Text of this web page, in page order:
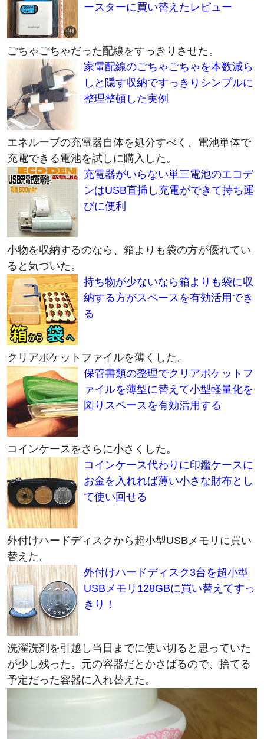
ースターに買い替えたレビュー
ごちゃごちゃだった配線をすっきりさせた。
家電配線のごちゃごちゃを本数減ら
しと隠す収納ですっきりシンプルに
整理整頓した実例
エネループの充電器自体を処分すべく、電池単体で
充電できる電池を試しに購入した。
充電器がいらない単三電池のエコデ
ンはUSB直挿し充電ができて持ち運
びに便利
小物を収納するのなら、箱よりも袋の方が優れてい
ると気づいた。
持ち物が少ないなら箱よりも袋に収
納する方がスペースを有効活用でき
る
クリアポケットファイルを薄くした。
保管書類の整理でクリアポケットフ
ァイルを薄型に替えて小型軽量化を
図りスペースを有効活用する
コインケースをさらに小さくした。
コインケース代わりに印鑑ケースに
お金を入れれば薄い小さな財布とし
て使い回せる
外付けハードディスクから超小型USBメモリに買い
替えた。
外付けハードディスク3台を超小型
USBメモリ128GBに買い替えてすっ
きり！
洗濯洗剤を引越し当日までに使い切ると思っていた
が少し残った。元の容器だとかさばるので、捨てる
予定だった容器に入れ替えた。